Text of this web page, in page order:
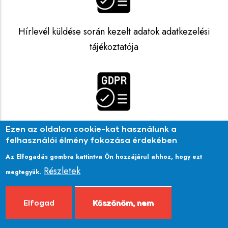
Hírlevél küldése során kezelt adatok adatkezelési
tájékoztatója
Ezen az oldalon cookie-kat használunk a
felhasználói élmény fokozása érdekében
Az Elfogadás gombra kattintva Ön hozzájárul ahhoz, hogy ezt
megtegyük. Részletek
Elfogad Köszönöm, nem